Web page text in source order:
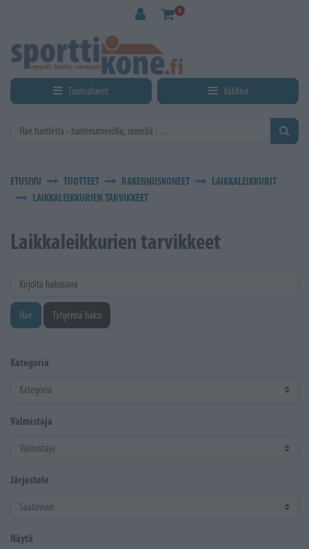
0
Tuotealueet Valikko
ETUSIVU TUOTTEET RAKENNUSKONEET
LAIKKALEIKKURIT
LAIKKALEIKKURIEN TARVIKKEET
Laikkaleikkurien tarvikkeet
Kirjoita hakusana
Hae Tyhjennä haku
Kategoria
Valmistaja
Järjestele
Näytä